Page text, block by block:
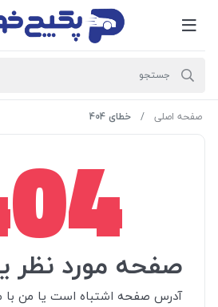
صفحه اصلی خطای 404
صفحه مورد نظر
آدرس صفحه اشتباه است یا من با